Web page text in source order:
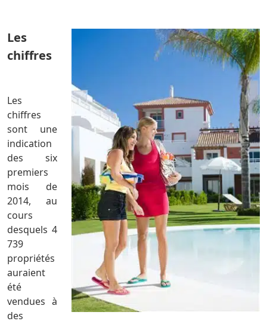
Les
chiffres
Les
chiffres
sont une
indication
des six
premiers
mois de
2014, au
cours
desquels 4
739
propriétés
auraient
été
vendues à
des